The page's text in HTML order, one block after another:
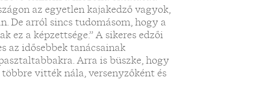
az egyetlen kajakedző vagyok,
De arról sincs tudomásom, hogy a
ez a képzettsége.” A sikeres edzői
az idősebbek tanácsainak
Arra is büszke, hogy
vitték nála, versenyzőként és